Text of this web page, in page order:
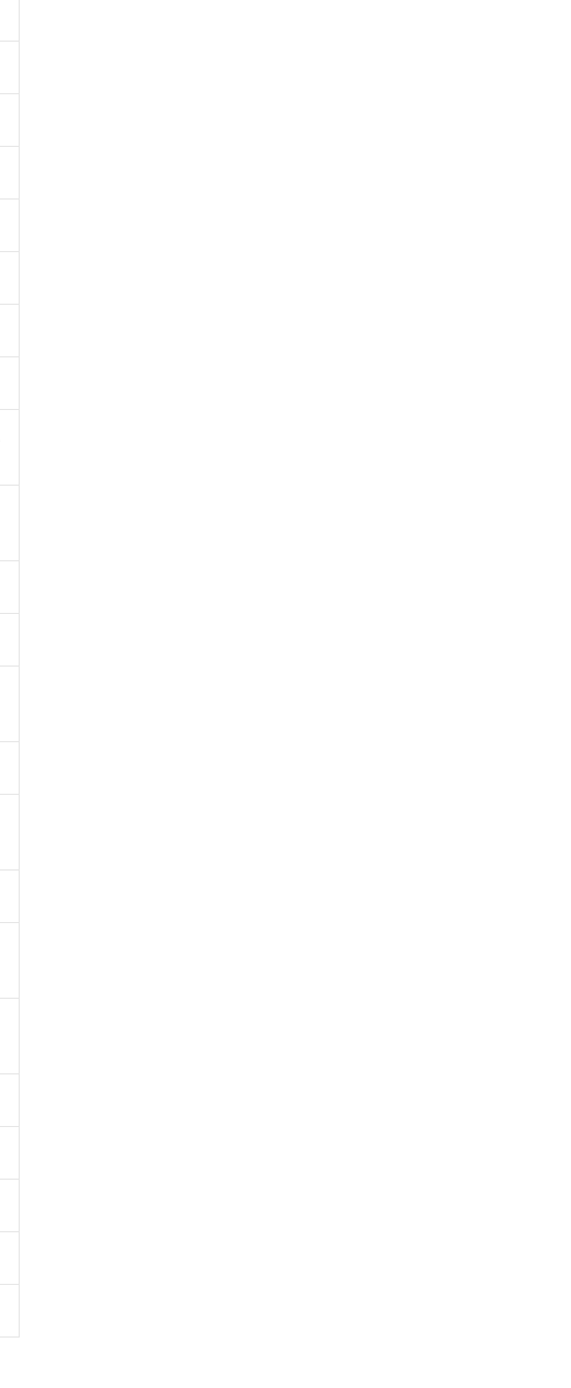
(税抜)を提供させていただ
ることをご了承ください。
があることをご了承くださ
オムロン制御機器販売店・
開示しないようお願いしま
メンバーズにご登録され
利用することをご了承くだ
用者の範囲」に記載されて
認中の商品です。
どやむを得ず変更すること
エーテル類(PBDE) 1000ppm以下、
するものではありません。
間は出荷製品に未対応品が
限り、2022年1月12日よ
ルエーテル類) : 1000ppm、
ベンジル) : 1000ppm、
響を及ぼさない年数を意
（以下｢規制貨物等」とい
役務取引許可)を取得する
ないよう必要な手段を講じ
武器並びにこれらの製造装
該第三者に通知します。
ある場合は、取り引きをい
様担当のオムロン制御